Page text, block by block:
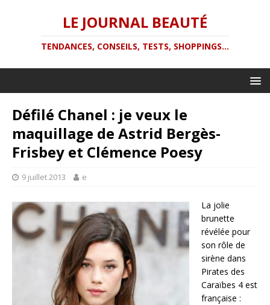
LE JOURNAL BEAUTÉ
TENDANCES, CONSEILS, TESTS, SHOPPINGS...
Défilé Chanel : je veux le
maquillage de Astrid Bergès-
Frisbey et Clémence Poesy
9 juillet 2013 e
La jolie
brunette
révélée pour
son rôle de
sirène dans
Pirates des
Caraïbes 4 est
française :